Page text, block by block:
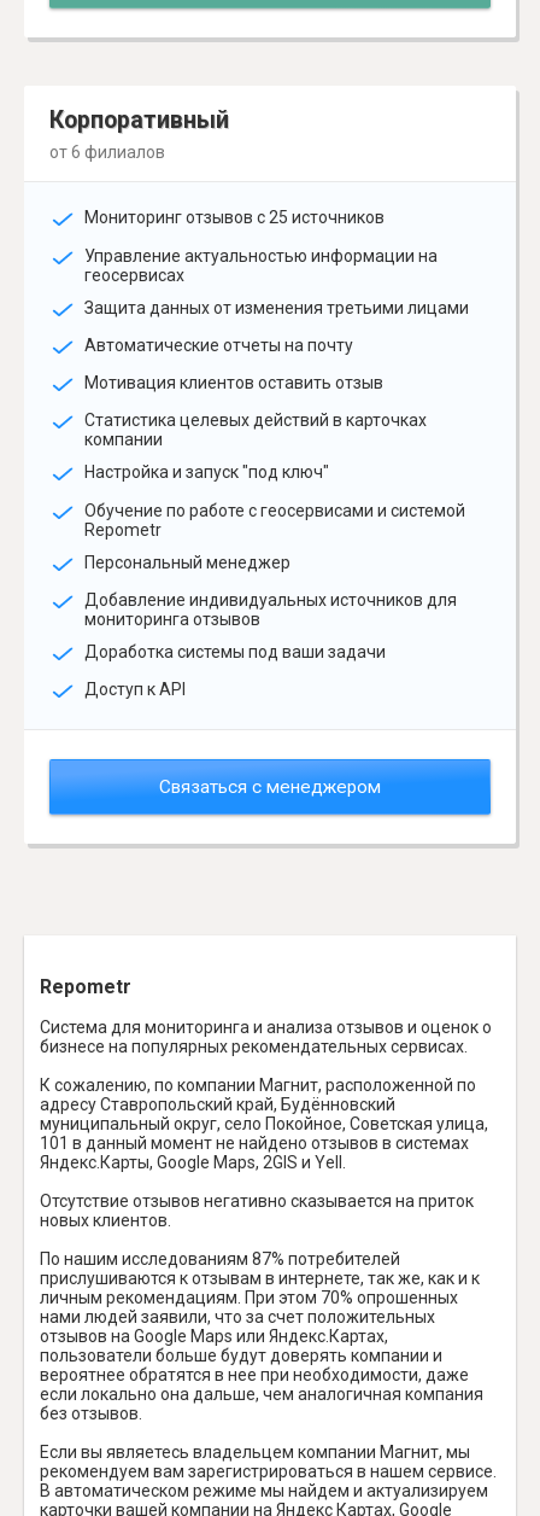
Корпоративный
от 6 филиалов
Мониторинг отзывов с 25 источников
Управление актуальностью информации на
геосервисах
Защита данных от изменения третьими лицами
Автоматические отчеты на почту
Мотивация клиентов оставить отзыв
Статистика целевых действий в карточках
компании
Настройка и запуск "под ключ"
Обучение по работе с геосервисами и системой
Repometr
Персональный менеджер
Добавление индивидуальных источников для
мониторинга отзывов
Доработка системы под ваши задачи
Доступ к API
Связаться с менеджером
Repometr
Система для мониторинга и анализа отзывов и оценок о
бизнесе на популярных рекомендательных сервисах.
К сожалению, по компании Магнит, расположенной по
адресу Ставропольский край, Будённовский
муниципальный округ, село Покойное, Советская улица,
101 в данный момент не найдено отзывов в системах
Яндекс.Карты, Google Maps, 2GIS и Yell.
Отсутствие отзывов негативно сказывается на приток
новых клиентов.
По нашим исследованиям 87% потребителей
прислушиваются к отзывам в интернете, так же, как и к
личным рекомендациям. При этом 70% опрошенных
нами людей заявили, что за счет положительных
отзывов на Google Maps или Яндекс.Картах,
пользователи больше будут доверять компании и
вероятнее обратятся в нее при необходимости, даже
если локально она дальше, чем аналогичная компания
без отзывов.
Если вы являетесь владельцем компании Магнит, мы
рекомендуем вам зарегистрироваться в нашем сервисе.
В автоматическом режиме мы найдем и актуализируем
карточки вашей компании на Яндекс Картах, Google